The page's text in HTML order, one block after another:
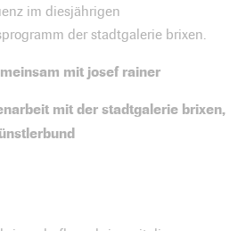
im diesjährigen
der stadtgalerie brixen.
mit josef rainer
mit der stadtgalerie brixen,